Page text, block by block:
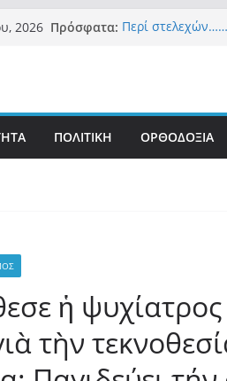
2026 Πρόσφατα: Περί στελεχών……
ένοικοι του
σαρώνει την
ΠΟΛΙΤΙΚΗ ΟΡΘΟΔΟΞΙΑ
ἡ
τὴν